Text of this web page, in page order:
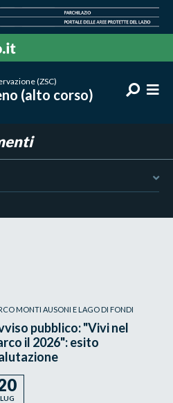
(ZSC)
(alto corso)
MONTI AUSONI E LAGO DI FONDI
pubblico: "Vivi nel
il 2026": esito
LUG